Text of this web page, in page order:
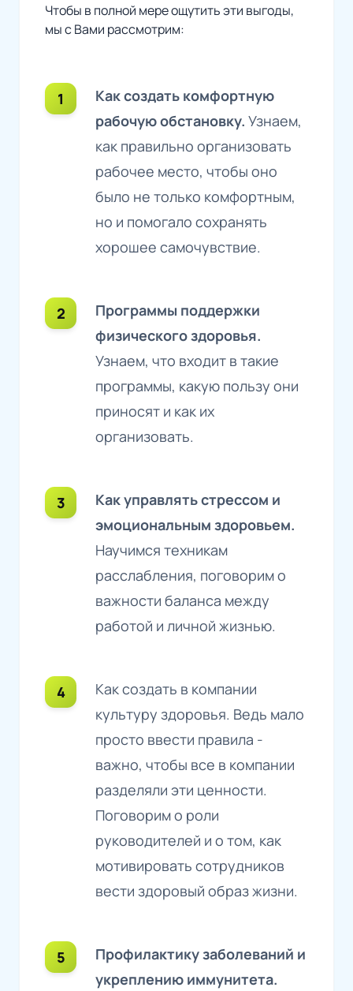
Чтобы в полной мере ощутить эти выгоды,
мы с Вами рассмотрим:
Как создать комфортную
рабочую обстановку. Узнаем,
как правильно организовать
рабочее место, чтобы оно
было не только комфортным,
но и помогало сохранять
хорошее самочувствие.
Программы поддержки
физического здоровья.
Узнаем, что входит в такие
программы, какую пользу они
приносят и как их
организовать.
Как управлять стрессом и
эмоциональным здоровьем.
Научимся техникам
расслабления, поговорим о
важности баланса между
работой и личной жизнью.
Как создать в компании
культуру здоровья. Ведь мало
просто ввести правила -
важно, чтобы все в компании
разделяли эти ценности.
Поговорим о роли
руководителей и о том, как
мотивировать сотрудников
вести здоровый образ жизни.
Профилактику заболеваний и
укреплению иммунитета.